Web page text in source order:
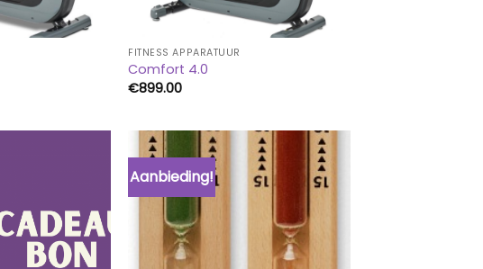
FITNESS APPARATUUR
Comfort 4.0
€899.00
Aanbieding!